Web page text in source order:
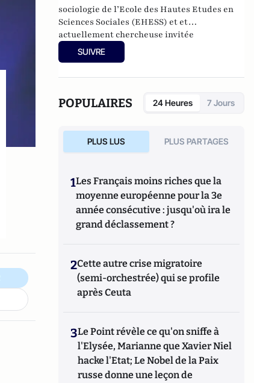
sociologie de l’Ecole des Hautes Etudes en
Sciences Sociales (EHESS) et et
actuellement chercheuse invitée
permanente au CREM de l'université de
Lorraine.
SUIVRE
POPULAIRES 24 Heures 7 Jours
PLUS LUS PLUS PARTAGES
1Les Français moins riches que la
moyenne européenne pour la 3e
année consécutive : jusqu'où ira le
grand déclassement ?
2Cette autre crise migratoire
(semi-orchestrée) qui se profile
après Ceuta
3Le Point révèle ce qu'on sniffe à
l'Elysée, Marianne que Xavier Niel
hacke l'Etat; Le Nobel de la Paix
russe donne une leçon de